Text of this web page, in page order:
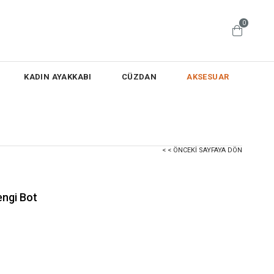
0
KADIN AYAKKABI CÜZDAN AKSESUAR
< < ÖNCEKI SAYFAYA DÖN
Bot